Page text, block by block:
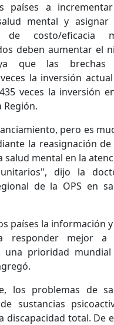
países a
mental y asignar
de costo/eficacia
deben aumentar el
que las brechas
la inversión
veces la inversión
Región.
pero es
la reasignación de
mental en la
dijo la
de la OPS en
países la información
responder mejor a
una prioridad
los problemas de
sustancias
discapacidad total. De